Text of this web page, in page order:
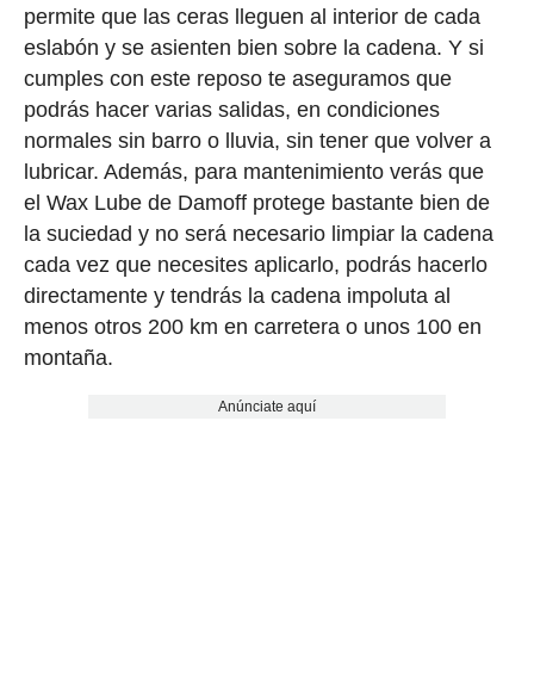
permite que las ceras lleguen al interior de cada
eslabón y se asienten bien sobre la cadena. Y si
cumples con este reposo te aseguramos que
podrás hacer varias salidas, en condiciones
normales sin barro o lluvia, sin tener que volver a
lubricar. Además, para mantenimiento verás que
el Wax Lube de Damoff protege bastante bien de
la suciedad y no será necesario limpiar la cadena
cada vez que necesites aplicarlo, podrás hacerlo
directamente y tendrás la cadena impoluta al
menos otros 200 km en carretera o unos 100 en
montaña.
Anúnciate aquí